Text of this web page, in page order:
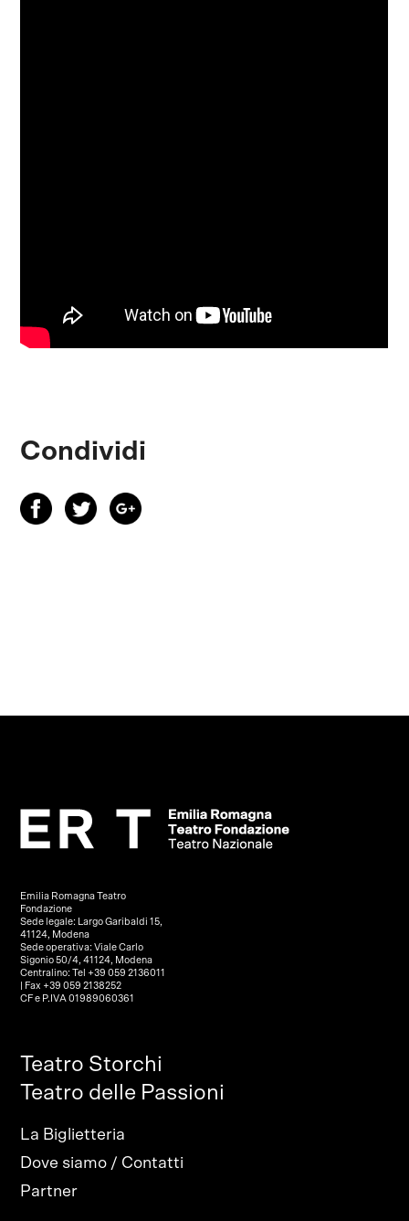
Condividi
Emilia Romagna Teatro
Fondazione
Sede legale: Largo Garibaldi 15,
41124, Modena
Sede operativa: Viale Carlo
Sigonio 50/4, 41124, Modena
Centralino: Tel +39 059 2136011
| Fax +39 059 2138252
CF e P.IVA 01989060361
Teatro Storchi
Teatro delle Passioni
La Biglietteria
Dove siamo / Contatti
Partner